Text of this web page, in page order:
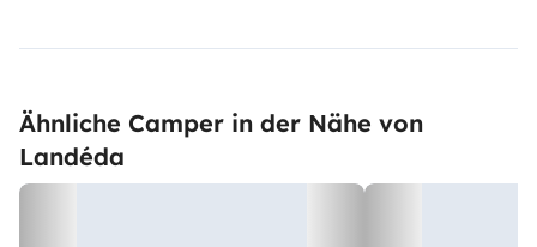
Ähnliche Camper in der Nähe von
Landéda